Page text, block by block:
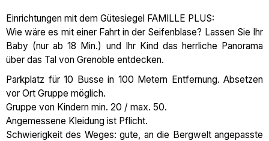
Einrichtungen mit dem Gütesiegel FAMILLE PLUS:
Wie wäre es mit einer Fahrt in der Seifenblase? Lassen Sie Ihr
Baby (nur ab 18 Min.) und Ihr Kind das herrliche Panorama
über das Tal von Grenoble entdecken.
Parkplatz für 10 Busse in 100 Metern Entfernung. Absetzen
vor Ort Gruppe möglich.
Gruppe von Kindern min. 20 / max. 50.
Angemessene Kleidung ist Pflicht.
Schwierigkeit des Weges: gute, an die Bergwelt angepasste